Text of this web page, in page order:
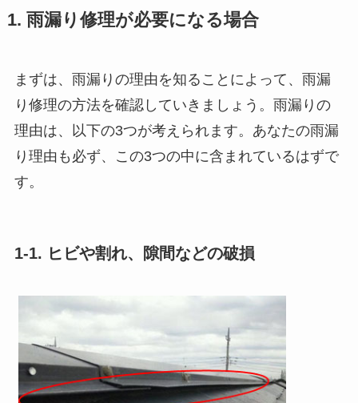
1. 雨漏り修理が必要になる場合
まずは、雨漏りの理由を知ることによって、雨漏
り修理の方法を確認していきましょう。雨漏りの
理由は、以下の3つが考えられます。あなたの雨漏
り理由も必ず、この3つの中に含まれているはずで
す。
1-1. ヒビや割れ、隙間などの破損